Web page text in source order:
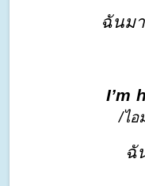
ฉันม
I’m
/ไอ
ฉั